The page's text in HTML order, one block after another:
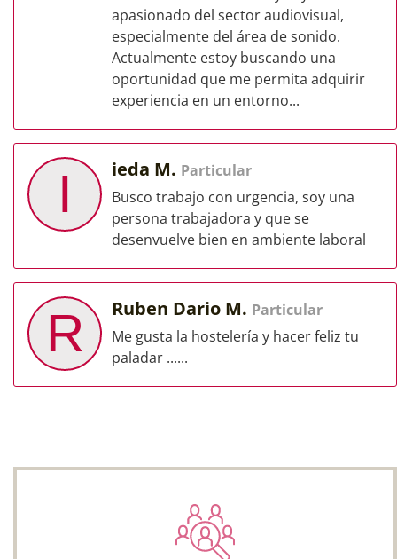
apasionado del sector audiovisual,
especialmente del área de sonido.
Actualmente estoy buscando una
oportunidad que me permita adquirir
experiencia en un entorno...
I ieda M. Particular
Busco trabajo con urgencia, soy una
persona trabajadora y que se
desenvuelve bien en ambiente laboral
R Ruben Dario M. Particular
Me gusta la hostelería y hacer feliz tu
paladar ......